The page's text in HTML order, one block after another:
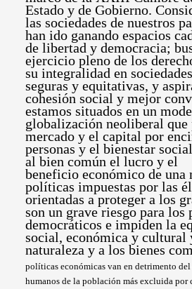
Estado y de Gobierno.
las sociedades de nuestros
han ido ganando espacios
de libertad y democracia;
ejercicio pleno de los
su integralidad en
seguras y equitativas, y
cohesión social y mejor
estamos situados en un
globalización neoliberal
mercado y el capital por
personas y el bienestar
al bien común el lucro y el
beneficio económico de una
políticas impuestas por las
orientadas a proteger a los
son un grave riesgo para los
democráticos e impiden la
social, económica y cultural
naturaleza y a los bienes
políticas económicas van en detrimento
humanos de la población más excluida por